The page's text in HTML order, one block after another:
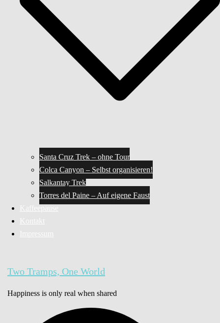
Santa Cruz Trek – ohne Tour
Colca Canyon – Selbst organisieren!
Salkantay Trek
Torres del Paine – Auf eigene Faust
Kaffeepause
Kontakt
Impressum
Two Tramps, One World
Happiness is only real when shared